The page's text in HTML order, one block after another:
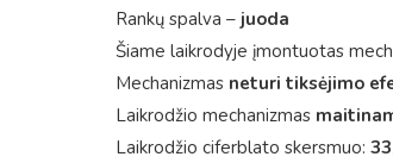
Rankų spalva – juoda
Šiame laikrodyje įmontuotas
Mechanizmas neturi tiksėjimo
Laikrodžio mechanizmas
Laikrodžio ciferblato skersmuo: